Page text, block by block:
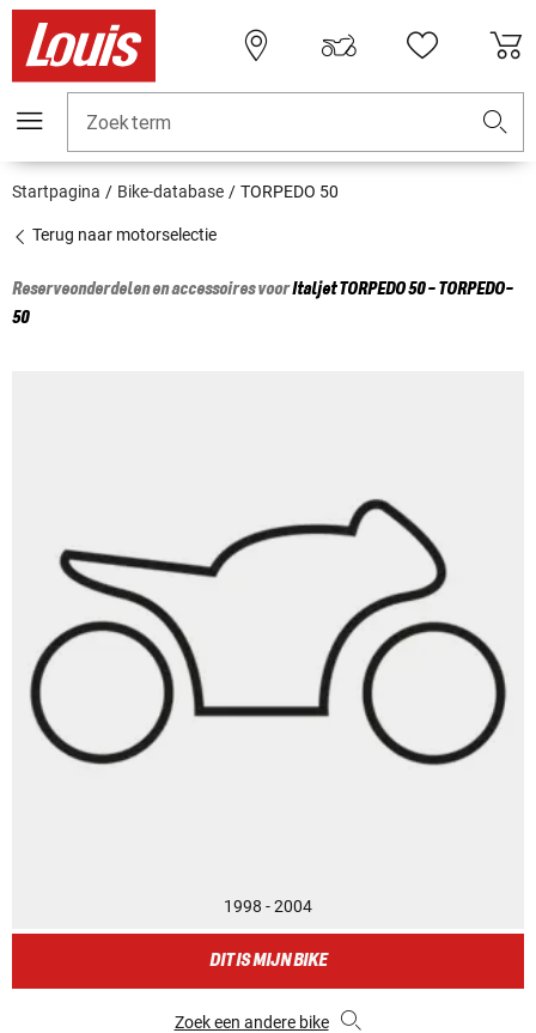
Zoekterm
Startpagina Bike-database TORPEDO 50
Terug naar motorselectie
Reserveonderdelen en accessoires voorItaljetTORPEDO 50 - TORPEDO-
50
1998 - 2004
DIT IS MIJN BIKE
Zoek een andere bike